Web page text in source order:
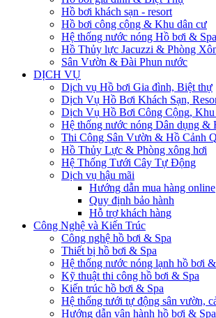
Hồ bơi khách sạn - resort
Hồ bơi công cộng & Khu dân cư
Hệ thống nước nóng Hồ bơi & Spa
Hồ Thủy lực Jacuzzi & Phòng
Sân Vườn & Đài Phun nước
DỊCH VỤ
Dịch vụ Hồ bơi Gia đình, Biệt thự
Dịch Vụ Hồ Bơi Khách Sạn,
Dịch Vụ Hồ Bơi Công Cộng,
Hệ thống nước nóng Dân dụng &
Thi Công Sân Vườn & Hồ Cảnh
Hồ Thủy Lực & Phòng xông hơi
Hệ Thống Tưới Cây Tự Động
Dịch vụ hậu mãi
Hướng dẫn mua hàng online
Quy định bảo hành
Hỗ trợ khách hàng
Công Nghệ và Kiến Trúc
Công nghệ hồ bơi & Spa
Thiết bị hồ bơi & Spa
Hệ thống nước nóng lạnh hồ bơi
Kỹ thuật thi công hồ bơi & Spa
Kiến trúc hồ bơi & Spa
Hệ thống tưới tự động sân vườn,
Hướng dẫn vận hành hồ bơi & Spa